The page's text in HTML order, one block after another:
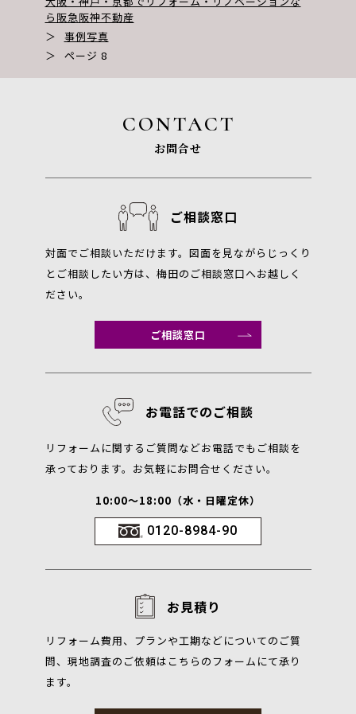
ら阪急阪神不動産
＞
事例写真
＞
ページ 8
CONTACT
お問合せ
ご相談窓口
対面でご相談いただけます。図面を見ながらじっくり
とご相談したい方は、梅田のご相談窓口へお越しく
ださい。
ご相談窓口
お電話でのご相談
リフォームに関するご質問などお電話でもご相談を
承っております。お気軽にお問合せください。
10:00～18:00（水・日曜定休）
0120-8984-90
お見積り
リフォーム費用、プランや工期などについてのご質
問、現地調査のご依頼はこちらのフォームにて承り
ます。